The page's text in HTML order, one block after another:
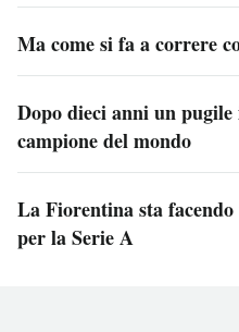
Ma come si fa a correre
Dopo dieci anni un
campione del mondo
La Fiorentina sta
per la Serie A